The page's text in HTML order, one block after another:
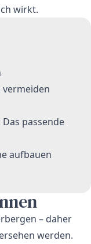
wirkt.
passende
aufbauen
– daher
werden.